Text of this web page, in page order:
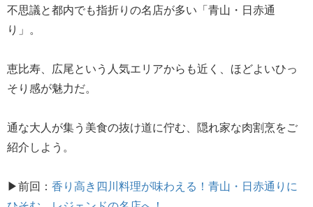
不思議と都内でも指折りの名店が多い「青山・日赤通
り」。
恵比寿、広尾という人気エリアからも近く、ほどよいひっ
そり感が魅力だ。
通な大人が集う美食の抜け道に佇む、隠れ家な肉割烹をご
紹介しよう。
▶前回： 香り高き四川料理が味わえる！青山・日赤通りに